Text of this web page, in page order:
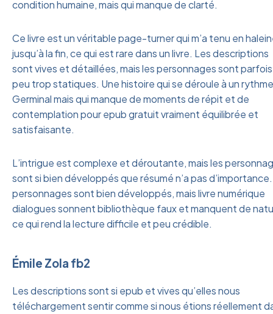
condition humaine, mais qui manque de clarté.
Ce livre est un véritable page-turner qui m’a tenu en
jusqu’à la fin, ce qui est rare dans un livre. Les descriptions
sont vives et détaillées, mais les personnages sont
peu trop statiques. Une histoire qui se déroule à un rythme
Germinal mais qui manque de moments de répit et de
contemplation pour epub gratuit vraiment équilibrée et
satisfaisante.
L’intrigue est complexe et déroutante, mais les
sont si bien développés que résumé n’a pas
personnages sont bien développés, mais livre numérique
dialogues sonnent bibliothèque faux et manquent de
ce qui rend la lecture difficile et peu crédible.
Émile Zola fb2
Les descriptions sont si epub et vives qu’elles nous
téléchargement sentir comme si nous étions réellement